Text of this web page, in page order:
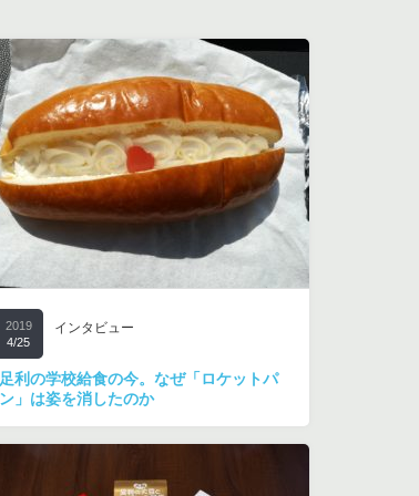
2019
4/25
インタビュー
足利の学校給食の今。なぜ「ロケットパ
ン」は姿を消したのか